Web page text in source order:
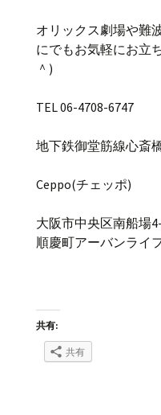
オリックス劇場や難
にでもお気軽にお立
＾)
TEL 06-4708-6747
地下鉄御堂筋線心斎
Ceppo(チェッポ)
大阪市中央区南船場
順慶町アーバンライ
共有:
共有